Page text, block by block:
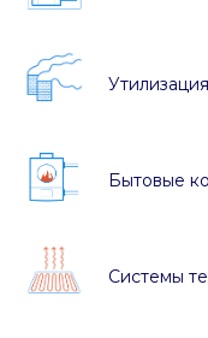
Бытовые
Системы